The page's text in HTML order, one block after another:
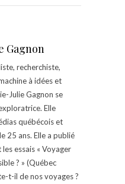
Gagnon
recherchiste,
à idées et
Julie Gagnon se
Elle
québécois et
25 ans. Elle a publié
essais « Voyager
? » (Québec
t-il de nos voyages ?